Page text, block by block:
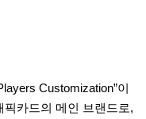
Customization”이
카드의 메인 브랜드로,